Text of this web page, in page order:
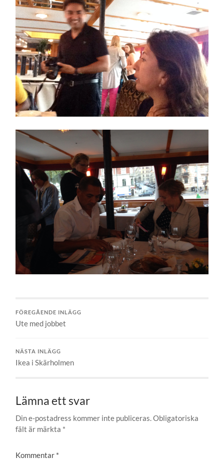
FÖREGÅENDE INLÄGG
Ute med jobbet
NÄSTA INLÄGG
Ikea i Skärholmen
Lämna ett svar
Din e-postadress kommer inte publiceras.Obligatoriska
fält är märkta *
Kommentar *